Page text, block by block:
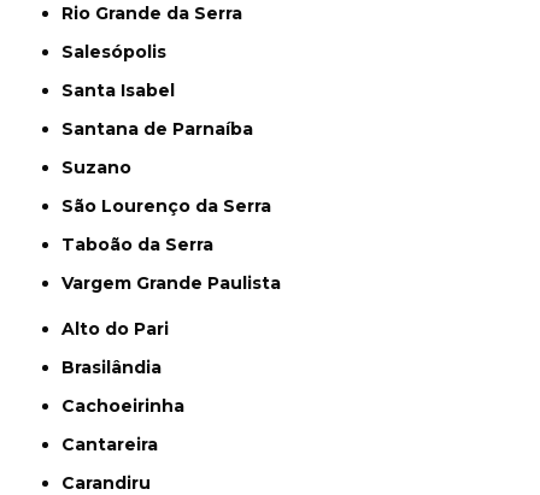
Rio Grande da Serra
Salesópolis
Santa Isabel
Santana de Parnaíba
Suzano
São Lourenço da Serra
Taboão da Serra
Vargem Grande Paulista
Alto do Pari
Brasilândia
Cachoeirinha
Cantareira
Carandiru